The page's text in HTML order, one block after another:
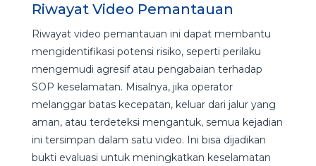
Riwayat Video Pemantauan
Riwayat video pemantauan ini dapat membantu
mengidentifikasi potensi risiko, seperti perilaku
mengemudi agresif atau pengabaian terhadap
SOP keselamatan. Misalnya, jika operator
melanggar batas kecepatan, keluar dari jalur yang
aman, atau terdeteksi mengantuk, semua kejadian
ini tersimpan dalam satu video. Ini bisa dijadikan
bukti evaluasi untuk meningkatkan keselamatan